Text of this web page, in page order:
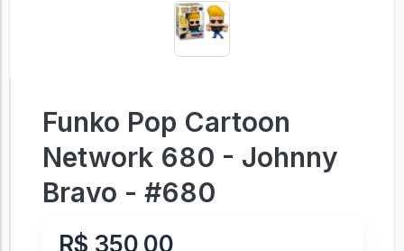
Funko Pop Cartoon
Network 680 - Johnny
Bravo - #680
R$ 350,00